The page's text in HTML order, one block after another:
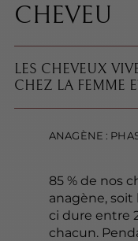
CHEVEU
LES CHEVEUX
CHEZ LA FEMME
ANAGÈNE :
85 % de nos
anagène, soit
ci dure entre
chacun.